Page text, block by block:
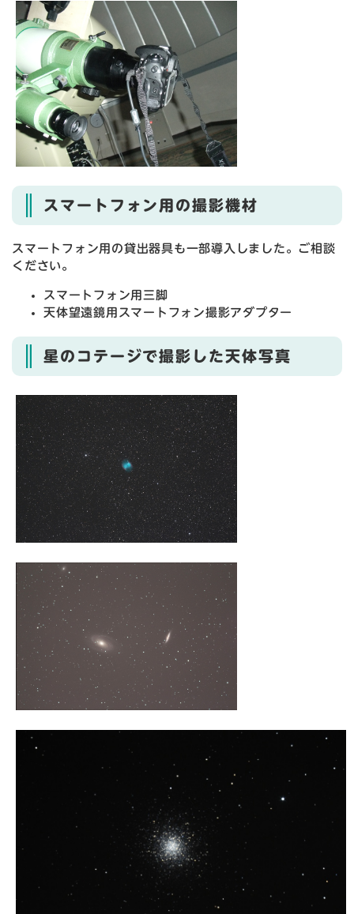
スマートフォン用の撮影機材
スマートフォン用の貸出器具も一部導入しました。ご相談
ください。
スマートフォン用三脚
天体望遠鏡用スマートフォン撮影アダプター
星のコテージで撮影した天体写真